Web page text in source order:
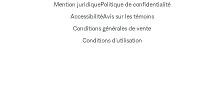
Mention juridiquePolitique de confidentialité
AccessibilitéAvis sur les témoins
Conditions générales de vente
Conditions d'utilisation